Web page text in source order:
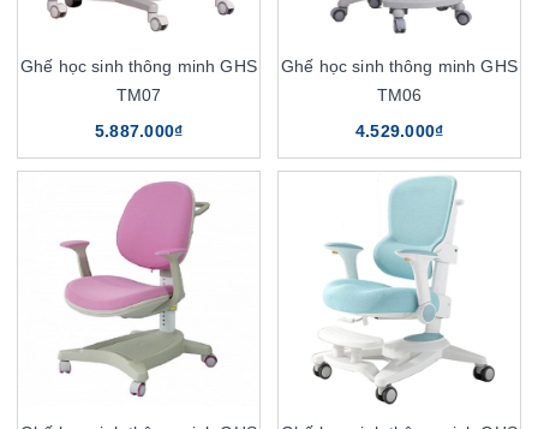
Ghế học sinh thông minh GHS
TM07
5.887.000₫
Ghế học sinh thông minh GHS
TM06
4.529.000₫